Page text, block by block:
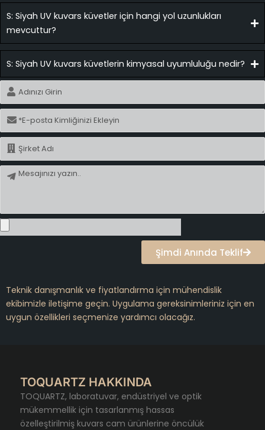
S: Siyah UV kuvars küvetler için hangi yol uzunlukları
mevcuttur?
S: Siyah UV kuvars küvetlerin kimyasal uyumluluğu nedir?
İsim
E-
posta
İsim
Mesaj
Şimdi Anında Teklif
Teknik danışmanlık ve fiyatlandırma için mühendislik
ekibimizle iletişime geçin. Uygulama gereksinimleriniz için en
uygun özellikleri seçmenize yardımcı olacağız.
TOQUARTZ HAKKINDA
TOQUARTZ, laboratuvar, endüstriyel ve optik
mükemmellik için tasarlanmış hassas
özelleştirilmiş kuvars cam ürünlerine öncülük